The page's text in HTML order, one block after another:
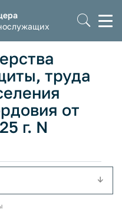
труда
от
г. N